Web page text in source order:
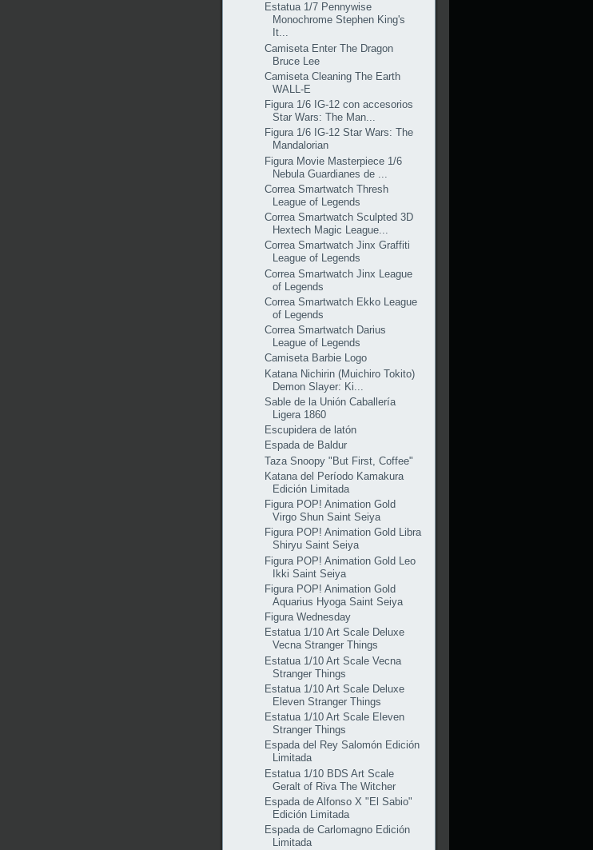
Estatua 1/7 Pennywise
Monochrome Stephen King's
It...
Camiseta Enter The Dragon
Bruce Lee
Camiseta Cleaning The Earth
WALL-E
Figura 1/6 IG-12 con accesorios
Star Wars: The Man...
Figura 1/6 IG-12 Star Wars: The
Mandalorian
Figura Movie Masterpiece 1/6
Nebula Guardianes de ...
Correa Smartwatch Thresh
League of Legends
Correa Smartwatch Sculpted 3D
Hextech Magic League...
Correa Smartwatch Jinx Graffiti
League of Legends
Correa Smartwatch Jinx League
of Legends
Correa Smartwatch Ekko League
of Legends
Correa Smartwatch Darius
League of Legends
Camiseta Barbie Logo
Katana Nichirin (Muichiro Tokito)
Demon Slayer: Ki...
Sable de la Unión Caballería
Ligera 1860
Escupidera de latón
Espada de Baldur
Taza Snoopy "But First, Coffee"
Katana del Período Kamakura
Edición Limitada
Figura POP! Animation Gold
Virgo Shun Saint Seiya
Figura POP! Animation Gold Libra
Shiryu Saint Seiya
Figura POP! Animation Gold Leo
Ikki Saint Seiya
Figura POP! Animation Gold
Aquarius Hyoga Saint Seiya
Figura Wednesday
Estatua 1/10 Art Scale Deluxe
Vecna Stranger Things
Estatua 1/10 Art Scale Vecna
Stranger Things
Estatua 1/10 Art Scale Deluxe
Eleven Stranger Things
Estatua 1/10 Art Scale Eleven
Stranger Things
Espada del Rey Salomón Edición
Limitada
Estatua 1/10 BDS Art Scale
Geralt of Riva The Witcher
Espada de Alfonso X "El Sabio"
Edición Limitada
Espada de Carlomagno Edición
Limitada